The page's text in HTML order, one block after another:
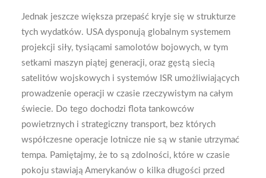
Jednak jeszcze większa przepaść kryje się w strukturze
tych wydatków. USA dysponują globalnym systemem
projekcji siły, tysiącami samolotów bojowych, w tym
setkami maszyn piątej generacji, oraz gęstą siecią
satelitów wojskowych i systemów ISR umożliwiających
prowadzenie operacji w czasie rzeczywistym na całym
świecie. Do tego dochodzi flota tankowców
powietrznych i strategiczny transport, bez których
współczesne operacje lotnicze nie są w stanie utrzymać
tempa. Pamiętajmy, że to są zdolności, które w czasie
pokoju stawiają Amerykanów o kilka długości przed